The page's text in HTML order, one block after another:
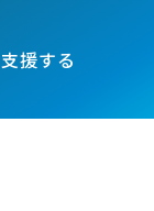
支援する